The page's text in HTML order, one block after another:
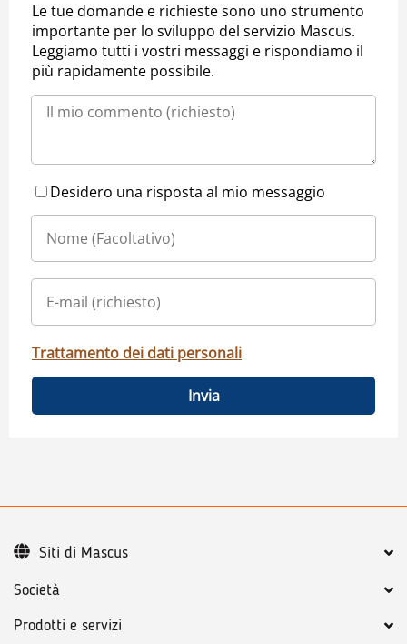
Le tue domande e richieste sono uno strumento
importante per lo sviluppo del servizio Mascus.
Leggiamo tutti i vostri messaggi e rispondiamo il
più rapidamente possibile.
Desidero una risposta al mio messaggio
Trattamento dei dati personali
Invia
Società
Prodotti e servizi
Siti di Mascus